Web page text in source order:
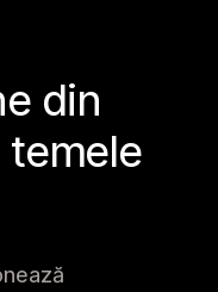
din
temele